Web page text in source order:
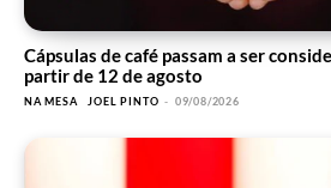
Cápsulas de café passam a ser
partir de 12 de agosto
NA MESA JOEL PINTO - 09/08/2026